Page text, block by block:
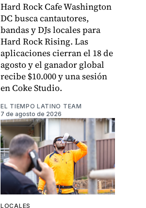
Hard Rock Cafe Washington
DC busca cantautores,
bandas y DJs locales para
Hard Rock Rising. Las
aplicaciones cierran el 18 de
agosto y el ganador global
recibe $10.000 y una sesión
en Coke Studio.
EL TIEMPO LATINO TEAM
7 de agosto de 2026
LOCALES